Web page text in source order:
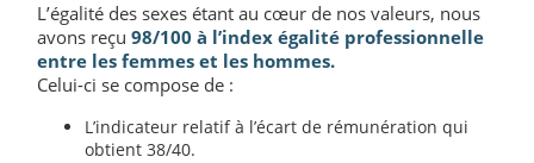
L’égalité des sexes étant au cœur de nos valeurs, nous
avons reçu98/100 à l’index égalité professionnelle
entre les femmes et les hommes.
Celui-ci se compose de :
L’indicateur relatif à l’écart de rémunération qui
obtient 38/40.